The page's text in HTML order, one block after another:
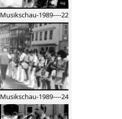
Musikschau-1989----22
Musikschau-1989----24